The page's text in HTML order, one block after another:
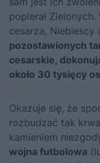
popierał
cesarza, Niebiescy
pozostawionych
cesarskie,
około 30 tysięcy
Okazuje się, że
rozbudzać tak
kamieniem
wojna futbolowa